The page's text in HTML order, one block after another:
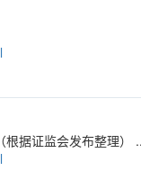
据证监会发布整理）